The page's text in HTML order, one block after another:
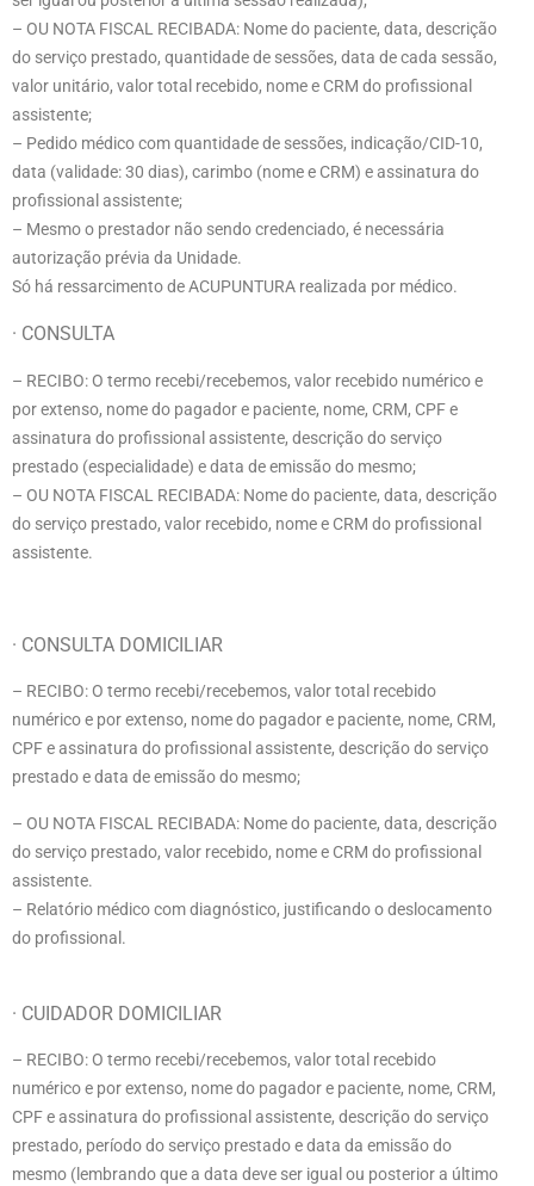
– OU NOTA FISCAL RECIBADA: Nome do paciente, data, descrição
do serviço prestado, quantidade de sessões, data de cada sessão,
valor unitário, valor total recebido, nome e CRM do profissional
assistente;
– Pedido médico com quantidade de sessões, indicação/CID-10,
data (validade: 30 dias), carimbo (nome e CRM) e assinatura do
profissional assistente;
– Mesmo o prestador não sendo credenciado, é necessária
autorização prévia da Unidade.
Só há ressarcimento de ACUPUNTURA realizada por médico.
· CONSULTA
– RECIBO: O termo recebi/recebemos, valor recebido numérico e
por extenso, nome do pagador e paciente, nome, CRM, CPF e
assinatura do profissional assistente, descrição do serviço
prestado (especialidade) e data de emissão do mesmo;
– OU NOTA FISCAL RECIBADA: Nome do paciente, data, descrição
do serviço prestado, valor recebido, nome e CRM do profissional
assistente.
· CONSULTA DOMICILIAR
– RECIBO: O termo recebi/recebemos, valor total recebido
numérico e por extenso, nome do pagador e paciente, nome, CRM,
CPF e assinatura do profissional assistente, descrição do serviço
prestado e data de emissão do mesmo;
– OU NOTA FISCAL RECIBADA: Nome do paciente, data, descrição
do serviço prestado, valor recebido, nome e CRM do profissional
assistente.
– Relatório médico com diagnóstico, justificando o deslocamento
do profissional.
· CUIDADOR DOMICILIAR
– RECIBO: O termo recebi/recebemos, valor total recebido
numérico e por extenso, nome do pagador e paciente, nome, CRM,
CPF e assinatura do profissional assistente, descrição do serviço
prestado, período do serviço prestado e data da emissão do
mesmo (lembrando que a data deve ser igual ou posterior a último